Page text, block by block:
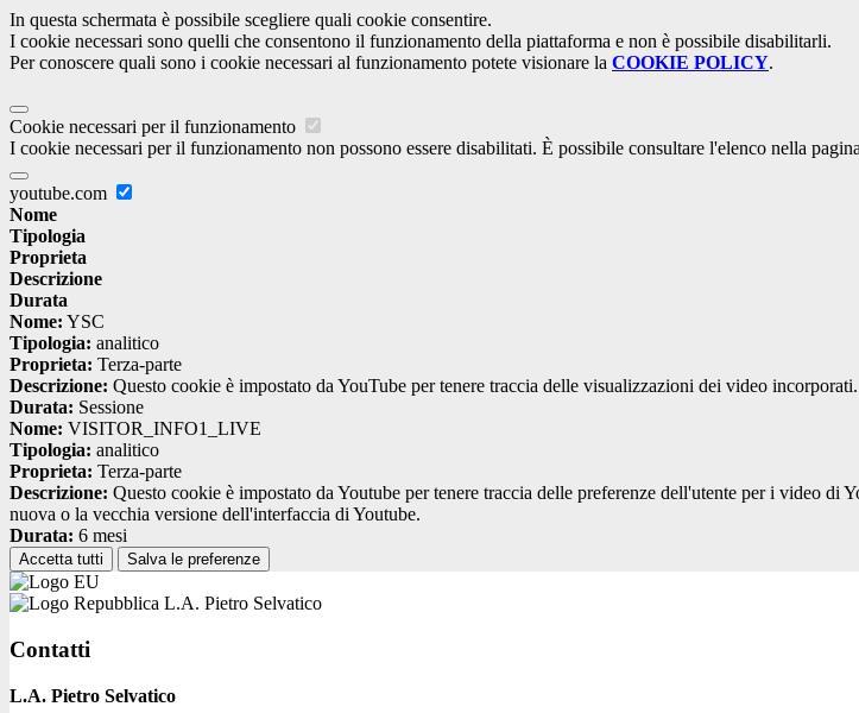
In questa schermata è possibile scegliere quali cookie consentire.
I cookie necessari sono quelli che consentono il funzionamento della piattaforma e non è possibile disabilitarli.
Per conoscere quali sono i cookie necessari al funzionamento potete visionare la COOKIE POLICY.
Cookie necessari per il funzionamento
I cookie necessari per il funzionamento non possono essere disabilitati. È possibile consultare l'elenco nella
youtube.com
Nome
Tipologia
Proprieta
Descrizione
Durata
Nome: YSC
Tipologia: analitico
Proprieta: Terza-parte
Descrizione: Questo cookie è impostato da YouTube per tenere traccia delle visualizzazioni dei video incorporati.
Durata: Sessione
Nome: VISITOR_INFO1_LIVE
Tipologia: analitico
Proprieta: Terza-parte
Descrizione: Questo cookie è impostato da Youtube per tenere traccia delle preferenze dell'utente per i video
nuova o la vecchia versione dell'interfaccia di Youtube.
Durata: 6 mesi
Accetta tutti Salva le preferenze
L.A. Pietro Selvatico
Contatti
L.A. Pietro Selvatico